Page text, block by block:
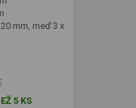
mm, meď 3 x
5 KS